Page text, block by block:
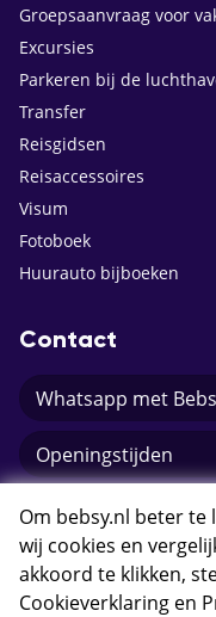
Groepsaanvraag voor
Excursies
Parkeren bij de
Transfer
Reisgidsen
Reisaccessoires
Visum
Fotoboek
Huurauto bijboeken
Contact
Whatsapp met
Openingstijden
E-mail Bebsy.nl
Om bebsy.nl beter
wij cookies en
akkoord te klikken,
Cookieverklaring en